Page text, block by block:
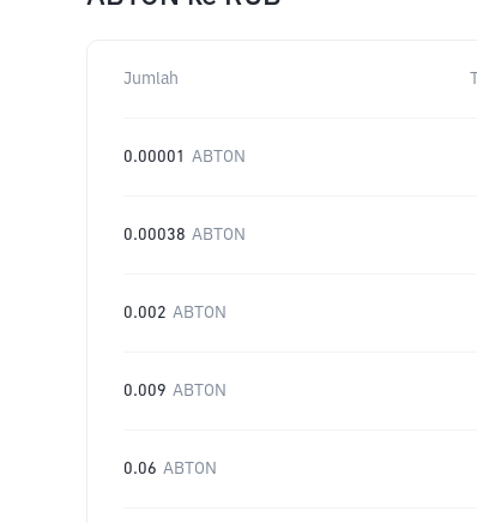
Jumlah
0.00001 ABTON
0.00038 ABTON
0.002 ABTON
0.009 ABTON
0.06 ABTON